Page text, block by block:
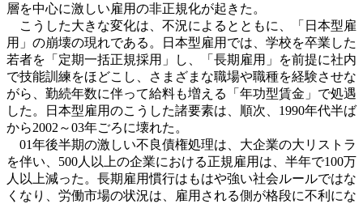
層を中心に激しい雇用の非正規化が起きた。
こうした大きな変化は、不況によるとともに、「日本型雇
用」の崩壊の現れである。日本型雇用では、学校を卒業した
若者を「定期一括正規採用」し、「長期雇用」を前提に社内
で技能訓練をほどこし、さまざまな職場や職種を経験させな
がら、勤続年数に伴って給料も増える「年功型賃金」で処遇
した。日本型雇用のこうした諸要素は、順次、1990年代半ば
から2002～03年ごろに壊れた。
01年後半期の激しい不良債権処理は、大企業の大リストラ
を伴い、500人以上の企業における正規雇用は、半年で100万
人以上減った。長期雇用慣行はもはや強い社会ルールではな
くなり、労働市場の状況は、雇用される側が格段に不利にな